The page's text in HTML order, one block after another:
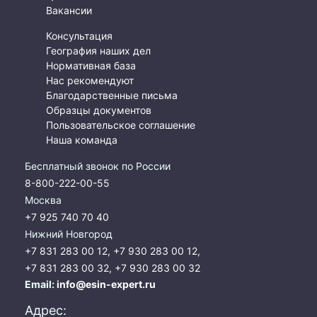
Экологическая экспертиза
Физико-химическая экспертиза
Экспертиза изделий из металлов
Юридико-лингвистическая экспертиза
Юридическая экспертиза
Исследования на полиграфе
Геммологическая экспертиза (ювелирная)
Приемка квартиры
Вакансии
Консультация
География наших дел
Нормативная база
Нас рекомендуют
Благодарственные письма
Образцы документов
Пользовательское соглашение
Наша команда
Бесплатный звонок по России
8-800-222-00-55
Москва
+7 925 740 70 40
Нижний Новгород
+7 831 283 00 12, +7 930 283 00 12,
+7 831 283 00 32, +7 930 283 00 32
Email:info@esin-expert.ru
Адрес: